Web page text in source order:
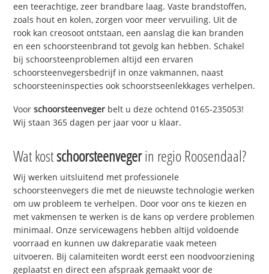
een teerachtige, zeer brandbare laag. Vaste brandstoffen,
zoals hout en kolen, zorgen voor meer vervuiling. Uit de
rook kan creosoot ontstaan, een aanslag die kan branden
en een schoorsteenbrand tot gevolg kan hebben. Schakel
bij schoorsteenproblemen altijd een ervaren
schoorsteenvegersbedrijf in onze vakmannen, naast
schoorsteeninspecties ook schoorstseenlekkages verhelpen.
Voorschoorsteenveger belt u deze ochtend 0165-235053!
Wij staan 365 dagen per jaar voor u klaar.
Wat kostschoorsteenvegerin regio Roosendaal?
Wij werken uitsluitend met professionele
schoorsteenvegers die met de nieuwste technologie werken
om uw probleem te verhelpen. Door voor ons te kiezen en
met vakmensen te werken is de kans op verdere problemen
minimaal. Onze servicewagens hebben altijd voldoende
voorraad en kunnen uw dakreparatie vaak meteen
uitvoeren. Bij calamiteiten wordt eerst een noodvoorziening
geplaatst en direct een afspraak gemaakt voor de